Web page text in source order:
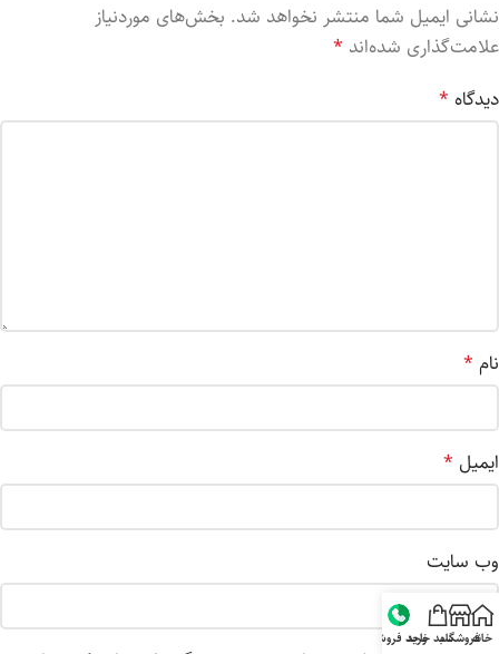
نشانی ایمیل شما منتشر نخواهد شد. بخش‌های موردنیاز
علامت‌گذاری شده‌اند *
دیدگاه *
نام *
ایمیل *
وب‌ سایت
خانهفروشگاهسبد خریدواحد فروش